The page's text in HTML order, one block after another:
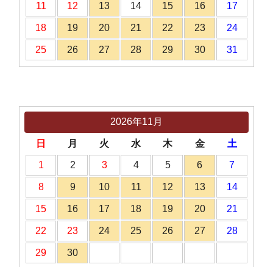
11 12 13 14 15 16 17
18 19 20 21 22 23 24
25 26 27 28 29 30 31
2026年11月
日 月 火 水 木 金 土
1 2 3 4 5 6 7
8 9 10 11 12 13 14
15 16 17 18 19 20 21
22 23 24 25 26 27 28
29 30